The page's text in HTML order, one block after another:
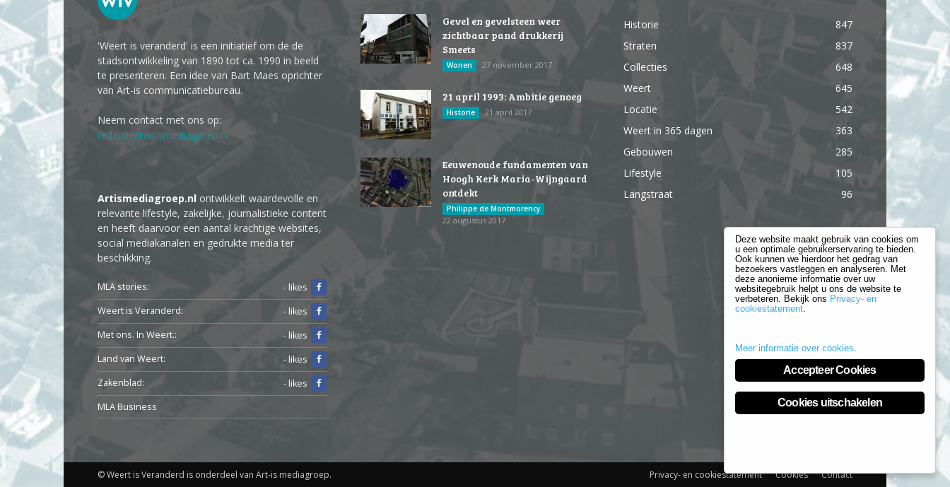
'Weert is veranderd' is een initiatief om de de
stadsontwikkeling van 1890 tot ca. 1990 in beeld
te presenteren. Een idee van Bart Maes oprichter
van Art-is communicatiebureau.
Neem contact met ons op:
redactie@artismediagroep.nl
Artismediagroep.nl ontwikkelt waardevolle en
relevante lifestyle, zakelijke, journalistieke content
en heeft daarvoor een aantal krachtige websites,
social mediakanalen en gedrukte media ter
beschikking.
MLA stories:
- likes
Weert is Veranderd:
- likes
Met ons. In Weert.:
- likes
Land van Weert:
- likes
Zakenblad:
- likes
MLA Business
Gevel en gevelsteen weer
zichtbaar pand drukkerij
Smeets
Wonen 27 november 2017
21 april 1993: Ambitie genoeg
Historie 21 april 2017
Eeuwenoude fundamenten van
Hoogh Kerk Maria-Wijngaard
ontdekt
Philippe de Montmorency
22 augustus 2017
Historie
847
Straten
837
Collecties
648
Weert
645
Locatie
542
Weert in 365 dagen
363
Gebouwen
285
Lifestyle
105
Langstraat
96
Privacy- en cookiestatement Cookies Contact
© Weert is Veranderd is onderdeel van Art-is mediagroep.
Deze website maakt gebruik van cookies om
u een optimale gebruikerservaring te bieden.
Ook kunnen we hierdoor het gedrag van
bezoekers vastleggen en analyseren. Met
deze anonieme informatie over uw
websitegebruik helpt u ons de website te
verbeteren. Bekijk ons Privacy- en
cookiestatement.
Meer informatie over cookies.
Accepteer Cookies
Cookies uitschakelen